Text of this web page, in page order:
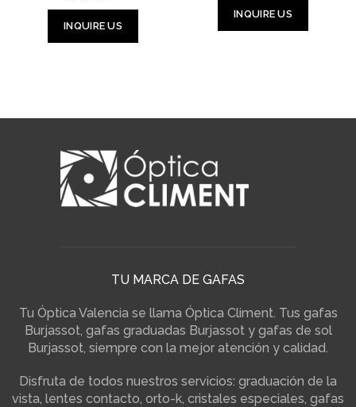
INQUIRE US
INQUIRE US
TU MARCA DE GAFAS
Tu Óptica Valencia se llama Óptica Climent. Tus gafas
Burjassot, gafas graduadas Burjassot y gafas de sol
Burjassot, siempre con la mejor atención y calidad.
Disfruta de todos nuestros servicios: graduación de la
vista, lentes contacto, orto-k, cristales especiales, gafas